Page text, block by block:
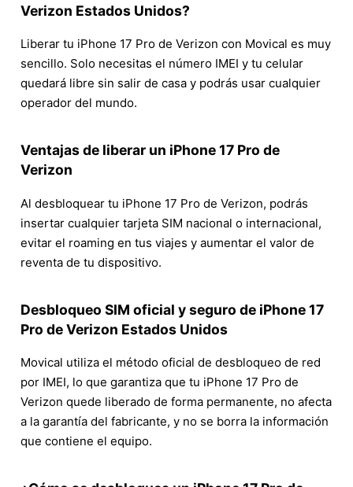
Verizon Estados Unidos?
Liberar tu iPhone 17 Pro de Verizon con Movical es muy
sencillo. Solo necesitas el número IMEI y tu celular
quedará libre sin salir de casa y podrás usar cualquier
operador del mundo.
Ventajas de liberar un iPhone 17 Pro de
Verizon
Al desbloquear tu iPhone 17 Pro de Verizon, podrás
insertar cualquier tarjeta SIM nacional o internacional,
evitar el roaming en tus viajes y aumentar el valor de
reventa de tu dispositivo.
Desbloqueo SIM oficial y seguro de iPhone 17
Pro de Verizon Estados Unidos
Movical utiliza el método oficial de desbloqueo de red
por IMEI, lo que garantiza que tu iPhone 17 Pro de
Verizon quede liberado de forma permanente, no afecta
a la garantía del fabricante, y no se borra la información
que contiene el equipo.